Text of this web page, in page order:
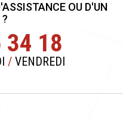
OU D'UN
34 18
/VENDREDI